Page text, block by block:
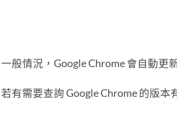
一般情況，Google Chrome 會自動更
若有需要查詢 Google Chrome 的版本